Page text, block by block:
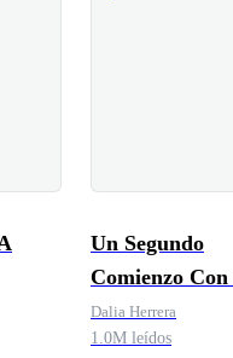
Un Segundo
Comienzo
Ex-esposo
Dalia Herrera
1.0M leídos